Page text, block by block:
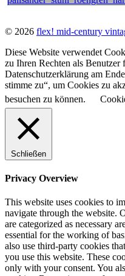
© 2026 flex! mid-century
Diese Website verwendet
zu Ihren Rechten als Benutzer
Datenschutzerklärung am
stimme zu“, um Cookies zu
besuchen zu können.
Schließen
Privacy Overview
This website uses cookies to
navigate through the website.
are categorized as necessary
essential for the working of
also use third-party cookies
you use this website. These
only with your consent. You